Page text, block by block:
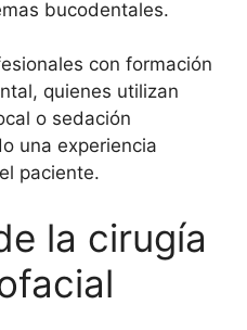
bucodentales.
con formación
quienes utilizan
o sedación
una experiencia
paciente.
la cirugía